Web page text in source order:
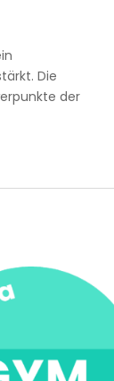
Die
der